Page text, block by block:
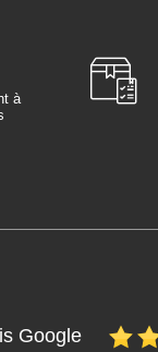
à
Google